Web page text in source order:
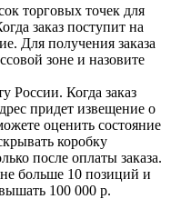
торговых точек для
заказ поступит на
Для получения заказа
зоне и назовите
России. Когда заказ
придет извещение о
оценить состояние
коробку
после оплаты заказа.
больше 10 позиций и
100 000 р.